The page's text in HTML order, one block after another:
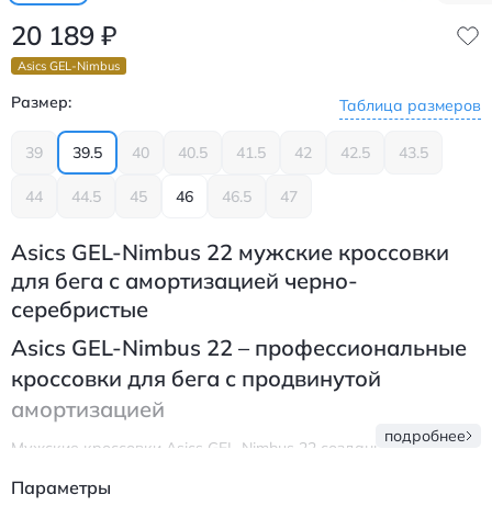
20 189 ₽
Asics GEL-Nimbus
Размер: Таблица размеров
39 39.5 40 40.5 41.5 42 42.5 43.5
44 44.5 45 46 46.5 47
Asics GEL-Nimbus 22 мужские кроссовки
для бега с амортизацией черно-
серебристые
Asics GEL-Nimbus 22 – профессиональные
кроссовки для бега с продвинутой
амортизацией
Мужские кроссовки Asics GEL-Nimbus 22 созданы для
обеспечивает отличную воздухопроницаемость, а технология
подробнее
Параметры